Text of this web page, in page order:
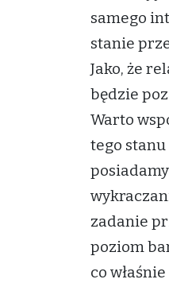
samego
stanie
Jako, że
będzie
Warto
tego stanu
zadanie
poziom
co